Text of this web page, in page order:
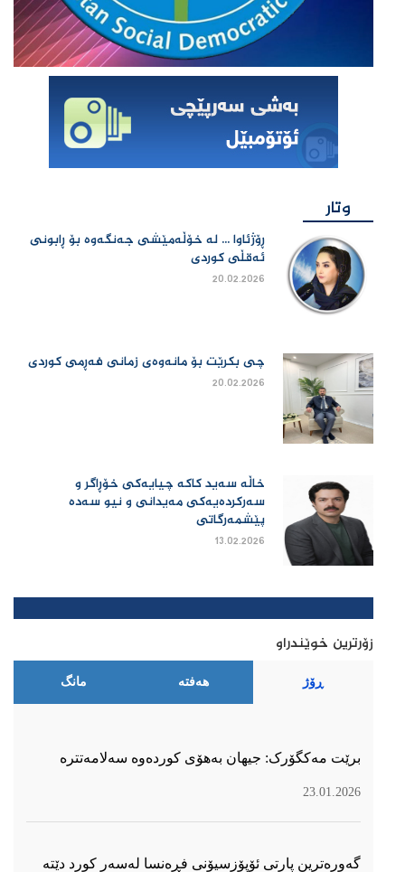
وتار
ڕۆژئاوا ... لە خۆڵەمێشی جەنگەوە بۆ ڕابونی
ئەقڵی کوردی
20.02.2026
چی بكرێت بۆ مانەوەی زمانی فەڕمی كوردی
20.02.2026
خاڵە سەید کاکە چیایەکی خۆڕاگر و
سەرکردەیەکی مەیدانی و نیو سەدە
پێشمەرگاتی
13.02.2026
زۆرترین خوێندراو
ڕۆژ هەفتە مانگ
برێت مەکگۆرک: جیهان بەهۆی کوردەوە سەلامەتترە
23.01.2026
گەورەترین پارتی ئۆپۆزسیۆنی فڕەنسا لەسەر كورد دێتە